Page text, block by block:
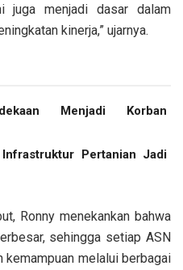
juga menjadi dasar dalam
kinerja,” ujarnya.
Menjadi Korban
Pertanian Jadi
Ronny menekankan bahwa
sehingga setiap ASN
melalui berbagai